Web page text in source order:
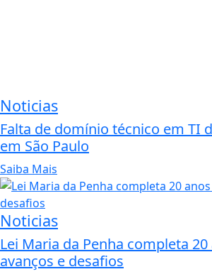
Noticias
Falta de domínio técnico em TI
em São Paulo
Saiba Mais
Noticias
Lei Maria da Penha completa
avanços e desafios